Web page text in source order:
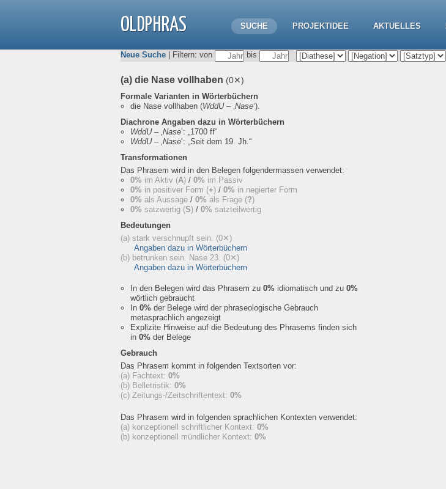
OLDPHRAS SUCHE PROJEKTIDEE AKTUELLES
Neue Suche | Filtern: von bis
(a) die Nase vollhaben (0✕)
Formale Varianten in Wörterbüchern
die Nase vollhaben (WddU– ‚Nase‘).
Diachrone Angaben dazu in Wörterbüchern
WddU– ‚Nase‘: „1700 ff“
WddU– ‚Nase‘: „Seit dem 19. Jh.“
Transformationen
Das Phrasem wird in den Belegen folgendermassen verwendet:
0% im Aktiv (A) / 0% im Passiv
0% in positiver Form (+) / 0% in negierter Form
0% als Aussage / 0% als Frage (?)
0% satzwertig (S) / 0% satzteilwertig
Bedeutungen
(a) stark verschnupft sein. (0✕)
Angaben dazu in Wörterbüchern
(b) betrunken sein. Nase 23. (0✕)
Angaben dazu in Wörterbüchern
In den Belegen wird das Phrasem zu 0% idiomatisch und zu 0%
wörtlich gebraucht
In 0% der Belege wird der phraseologische Gebrauch
metasprachlich angezeigt
Explizite Hinweise auf die Bedeutung des Phrasems finden sich
in 0% der Belege
Gebrauch
Das Phrasem kommt in folgenden Textsorten vor:
(a) Fachtext: 0%
(b) Belletristik: 0%
(c) Zeitungs-/Zeitschriftentext: 0%
Das Phrasem wird in folgenden sprachlichen Kontexten verwendet:
(a) konzeptionell schriftlicher Kontext: 0%
(b) konzeptionell mündlicher Kontext: 0%